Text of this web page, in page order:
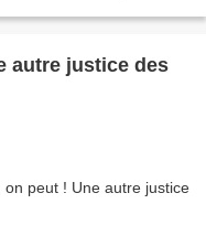
autre justice des